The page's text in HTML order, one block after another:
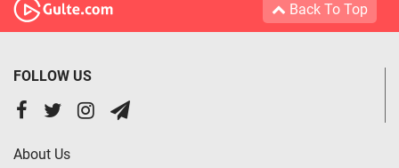
Back To Top
FOLLOW US
About Us